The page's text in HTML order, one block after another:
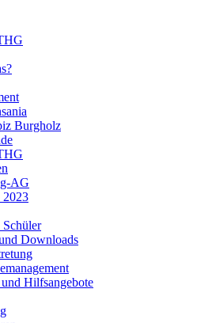
Burgholz
AG
2023
Schüler
Downloads
Hilfsangebote